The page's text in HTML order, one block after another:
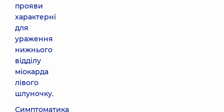
прояви
характерні
для
ураження
нижнього
відділу
міокарда
лівого
шлуночку.
Симптоматика